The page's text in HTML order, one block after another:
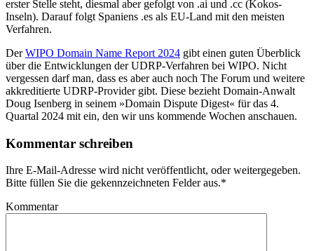
erster Stelle steht, diesmal aber gefolgt von .ai und .cc (Kokos-
Inseln). Darauf folgt Spaniens .es als EU-Land mit den meisten
Verfahren.
DerWIPO Domain Name Report 2024 gibt einen guten Überblick
über die Entwicklungen der UDRP-Verfahren bei WIPO. Nicht
vergessen darf man, dass es aber auch noch The Forum und weitere
akkreditierte UDRP-Provider gibt. Diese bezieht Domain-Anwalt
Doug Isenberg in seinem »Domain Dispute Digest« für das 4.
Quartal 2024 mit ein, den wir uns kommende Wochen anschauen.
Kommentar schreiben
Ihre E-Mail-Adresse wird nicht veröffentlicht, oder weitergegeben.
Bitte füllen Sie die gekennzeichneten Felder aus.*
Kommentar